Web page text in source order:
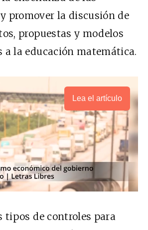
promover la discusión de
propuestas y modelos
a la educación matemática.
Lea el artículo
tipos de controles para